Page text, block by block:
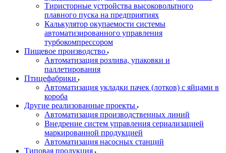
Тиристорные устройства высоковольтного
плавного пуска на предприятиях
Калькулятор окупаемости системы
автоматизированного управления
турбокомпрессором
Пищевое производство
Автоматизация розлива, упаковки и
паллетирования
Птицефабрики
Автоматизация укладки пачек (лотков) с яйцами в
короба
Другие реализованные проекты
Автоматизация производственных линий
Внедрение систем управления сериализацией
маркированной продукцией
Автоматизация насосных станций
Типовая продукция